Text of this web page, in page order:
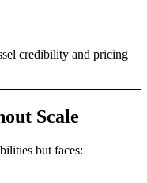
credibility and pricing
Scale
but faces: